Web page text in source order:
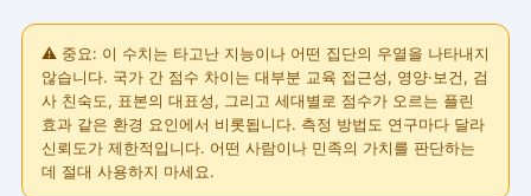
⚠️ 중요: 이 수치는 타고난 지능이나 어떤 집단의 우열을 나타내지
않습니다. 국가 간 점수 차이는 대부분 교육 접근성, 영양·보건, 검
사 친숙도, 표본의 대표성, 그리고 세대별로 점수가 오르는 플린
효과 같은 환경 요인에서 비롯됩니다. 측정 방법도 연구마다 달라
신뢰도가 제한적입니다. 어떤 사람이나 민족의 가치를 판단하는
데 절대 사용하지 마세요.